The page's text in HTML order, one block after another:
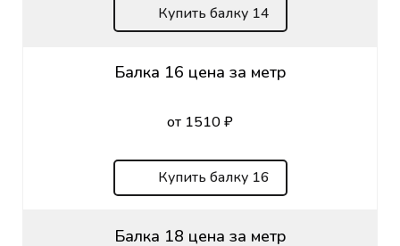
Купить балку 14
Балка 16 цена за метр
от 1510 ₽
Купить балку 16
Балка 18 цена за метр